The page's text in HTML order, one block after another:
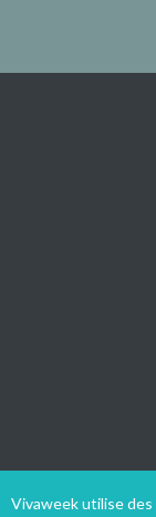
Vivaweek utilise